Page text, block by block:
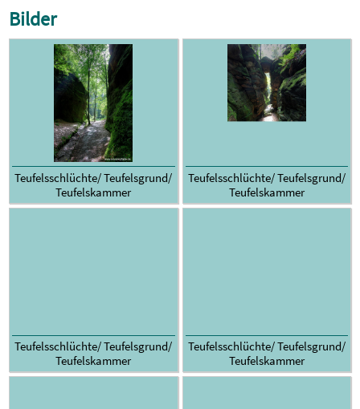
Bilder
Teufelsschlüchte/ Teufelsgrund/
Teufelskammer
Teufelsschlüchte/ Teufelsgrund/
Teufelskammer
Teufelsschlüchte/ Teufelsgrund/
Teufelskammer
Teufelsschlüchte/ Teufelsgrund/
Teufelskammer